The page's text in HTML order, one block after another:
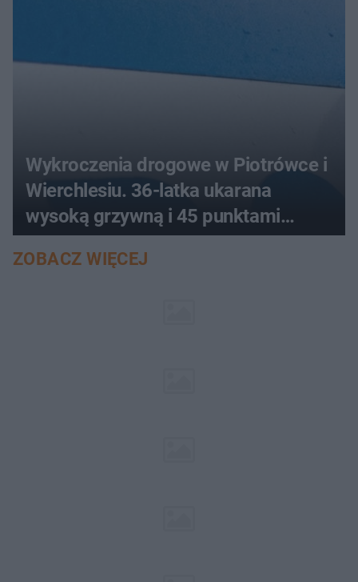
Wykroczenia drogowe w Piotrówce i
Wierchlesiu. 36-latka ukarana
wysoką grzywną i 45 punktami
karnymi
ZOBACZ WIĘCEJ